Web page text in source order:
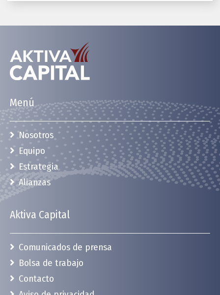
Menú
Nosotros
Equipo
Estrategia
Alianzas
Aktiva Capital
Comunicados de prensa
Bolsa de trabajo
Contacto